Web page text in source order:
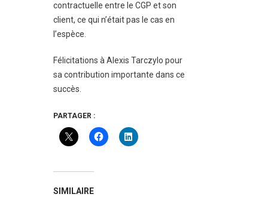
contractuelle entre le CGP et son
client, ce qui n’était pas le cas en
l’espèce.
Félicitations à Alexis Tarczylo pour
sa contribution importante dans ce
succès.
PARTAGER :
SIMILAIRE